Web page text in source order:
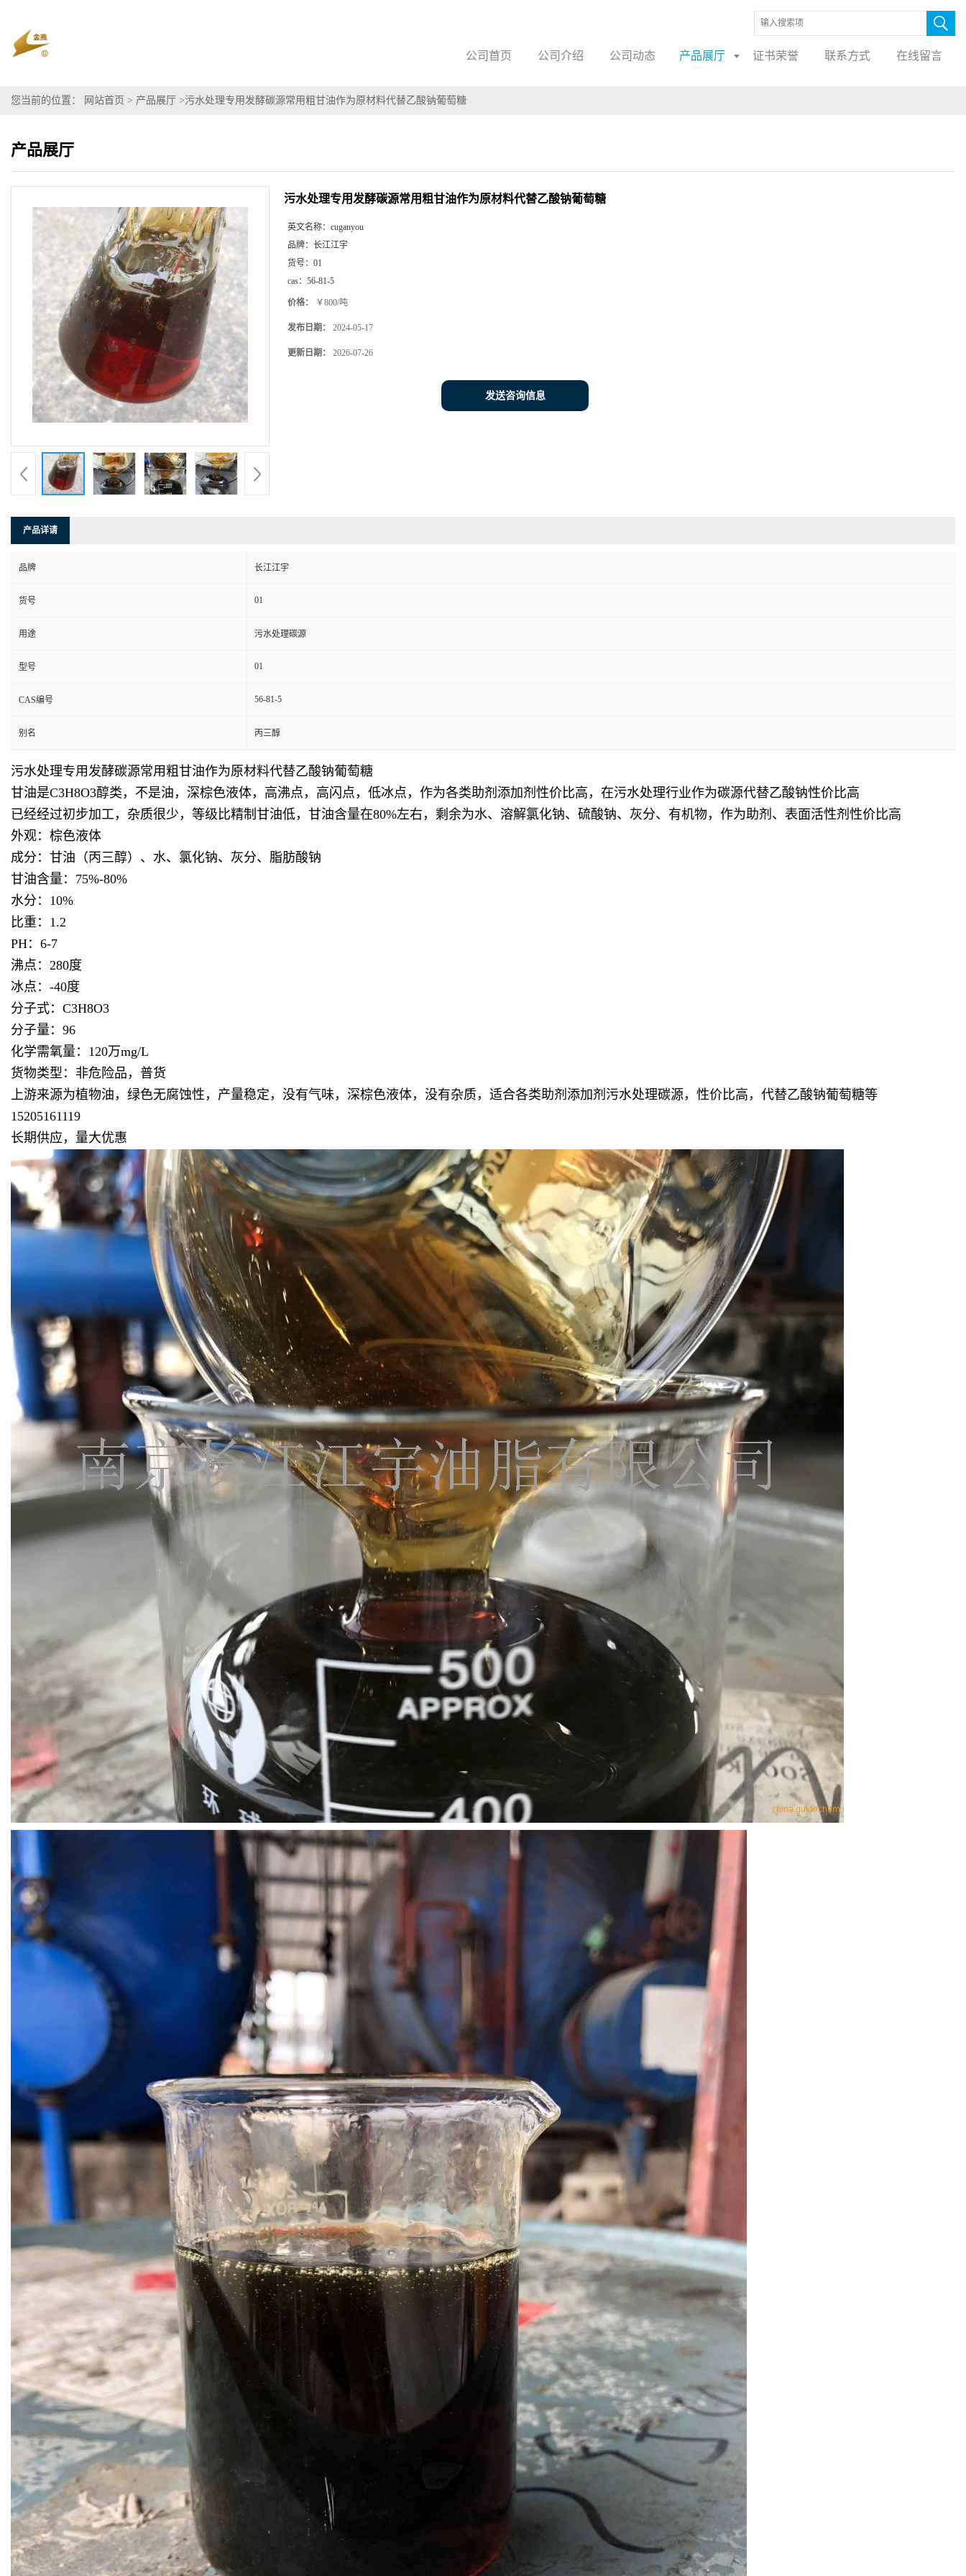
公司首页 公司介绍 公司动态 产品展厅 证书荣誉 联系方式 在线留言
您当前的位置： 网站首页 > 产品展厅 >污水处理专用发酵碳源常用粗甘油作为原材料代替乙酸钠葡萄糖
产品展厅
污水处理专用发酵碳源常用粗甘油作为原材料代替乙酸钠葡萄糖
英文名称： cuganyou
品牌： 长江江宇
货号： 01
cas： 56-81-5
价格： ￥800/吨
发布日期： 2024-05-17
更新日期： 2026-07-26
发送咨询信息
产品详请
品牌 长江江宇
货号 01
用途 污水处理碳源
型号 01
CAS编号 56-81-5
别名 丙三醇
污水处理专用发酵碳源常用粗甘油作为原材料代替乙酸钠葡萄糖
甘油是C3H8O3醇类，不是油，深棕色液体，高沸点，高闪点，低冰点，作为各类助剂添加剂性价比高，在污水处理行业作为碳源代替乙酸钠性价比高
已经经过初步加工，杂质很少，等级比精制甘油低，甘油含量在80%左右，剩余为水、溶解氯化钠、硫酸钠、灰分、有机物，作为助剂、表面活性剂性价比高
外观：棕色液体
成分：甘油（丙三醇）、水、氯化钠、灰分、脂肪酸钠
甘油含量：75%-80%
水分：10%
比重：1.2
PH：6-7
沸点：280度
冰点：-40度
分子式：C3H8O3
分子量：96
化学需氧量：120万mg/L
货物类型：非危险品，普货
上游来源为植物油，绿色无腐蚀性，产量稳定，没有气味，深棕色液体，没有杂质，适合各类助剂添加剂污水处理碳源，性价比高，代替乙酸钠葡萄糖等
15205161119
长期供应，量大优惠